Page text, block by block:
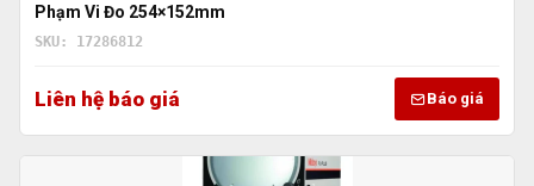
Phạm Vi Đo 254×152mm
SKU: 17286812
Liên hệ báo giá Báo giá